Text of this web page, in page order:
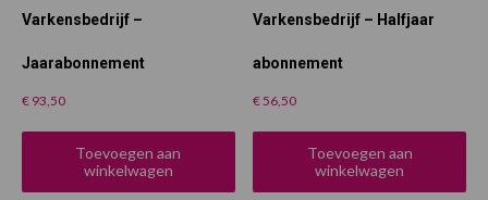
Varkensbedrijf –
Jaarabonnement
€ 93,50
Toevoegen aan
winkelwagen
Varkensbedrijf – Halfjaar
abonnement
€56,50
Toevoegen aan
winkelwagen